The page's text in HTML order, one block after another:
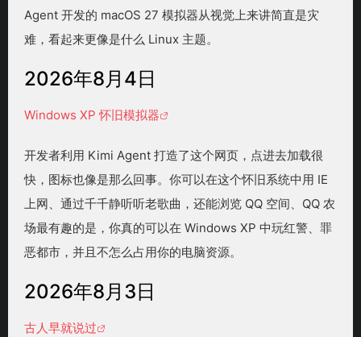
Agent 开发的 macOS 27 模拟器从视觉上来讲简直是灾
难，看起来更像是什么 Linux 主题。
2026年8月4日
Windows XP 怀旧模拟器
开发者利用 Kimi Agent 打造了这个网页，点进去加载很
快，图标也像是那么回事。你可以在这个怀旧系统中用 IE
上网、通过千千静听听老歌曲，还能浏览 QQ 空间、QQ 农
场最有趣的是，你真的可以在 Windows XP 中玩红警、罪
恶都市，并且不怎么占用你的电脑资源。
2026年8月3日
古人早就说过